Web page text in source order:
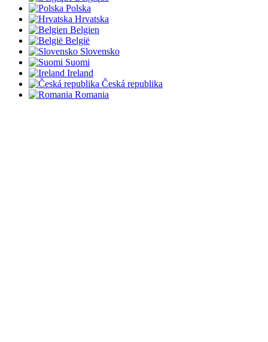
Polska
Hrvatska
Belgien
België
Slovensko
Suomi
Ireland
Česká republika
Romania